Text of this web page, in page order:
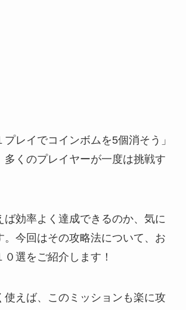
レイでコインボムを5個消そう」
多くのプレイヤーが一度は挑戦す
ば効率よく達成できるのか、気に
。今回はその攻略法について、お
選をご紹介します！
使えば、このミッションも楽に攻